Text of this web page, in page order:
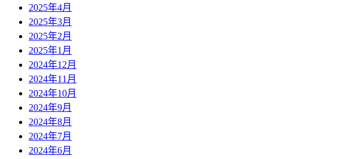
2025年4月
2025年3月
2025年2月
2025年1月
2024年12月
2024年11月
2024年10月
2024年9月
2024年8月
2024年7月
2024年6月